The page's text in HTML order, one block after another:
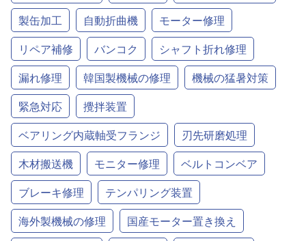
製缶加工
自動折曲機
モーター修理
リペア補修
バンコク
シャフト折れ修理
漏れ修理
韓国製機械の修理
機械の猛暑対策
緊急対応
攪拌装置
ベアリング内蔵軸受フランジ
刃先研磨処理
木材搬送機
モニター修理
ベルトコンベア
ブレーキ修理
テンパリング装置
海外製機械の修理
国産モーター置き換え